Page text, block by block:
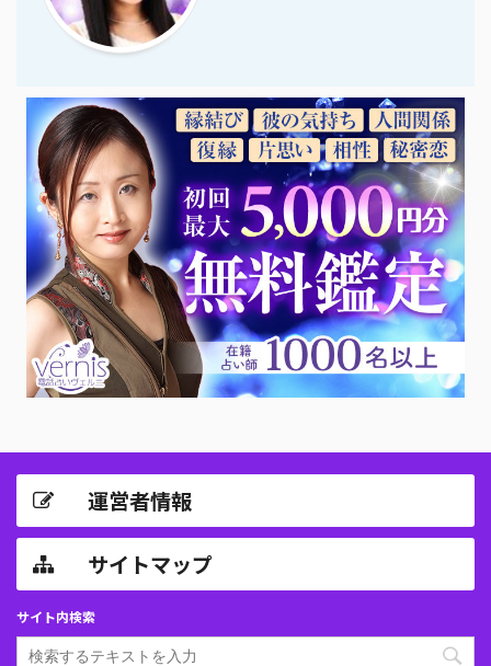
運営者情報
サイトマップ
サイト内検索